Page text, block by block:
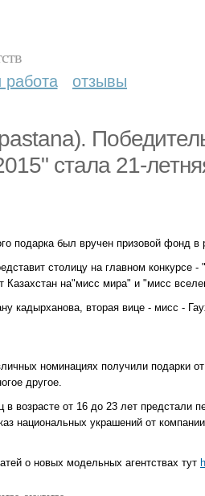
работа отзывы
стала 21-
подарка был вручен призовой фонд
столицу на главном
Казахстан на"мисс мира" и "мисс
кадырханова, вторая вице - мисс -
номинациях получили подарки
другое.
возрасте от 16 до 23 лет предстали
национальных украшений от
о новых модельных агентствах тут